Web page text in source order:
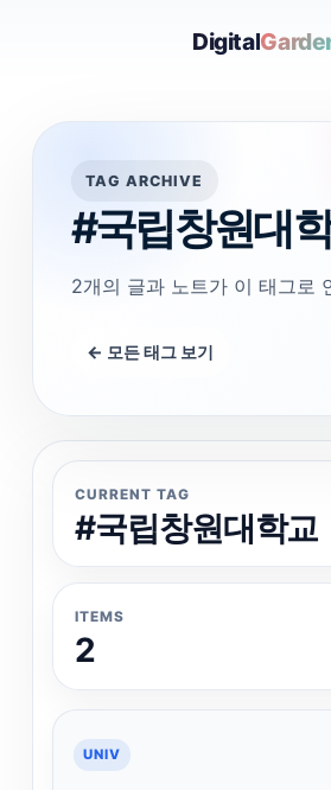
Digital
TAG ARCHIVE
#국립창원대
2개의 글과 노트가 이 태그로
← 모든 태그 보기
CURRENT TAG
#국립창원대학교
ITEMS
2
UNIV